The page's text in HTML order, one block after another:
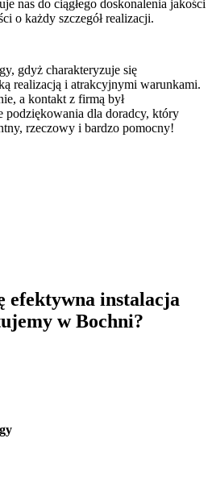
nas do ciągłego doskonalenia jakości
o każdy szczegół realizacji.
gdyż charakteryzuje się
realizacją i atrakcyjnymi warunkami.
a kontakt z firmą był
podziękowania dla doradcy, który
rzeczowy i bardzo pomocny!
efektywna instalacja
w Bochni?